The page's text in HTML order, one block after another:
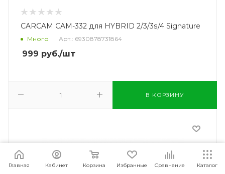
CARCAM CAM-332 для HYBRID 2/3/3s/4 Signature
Много Арт.: 6930878731864
999 руб./шт
В КОРЗИНУ
Главная Кабинет Корзина Избранные Сравнение Каталог